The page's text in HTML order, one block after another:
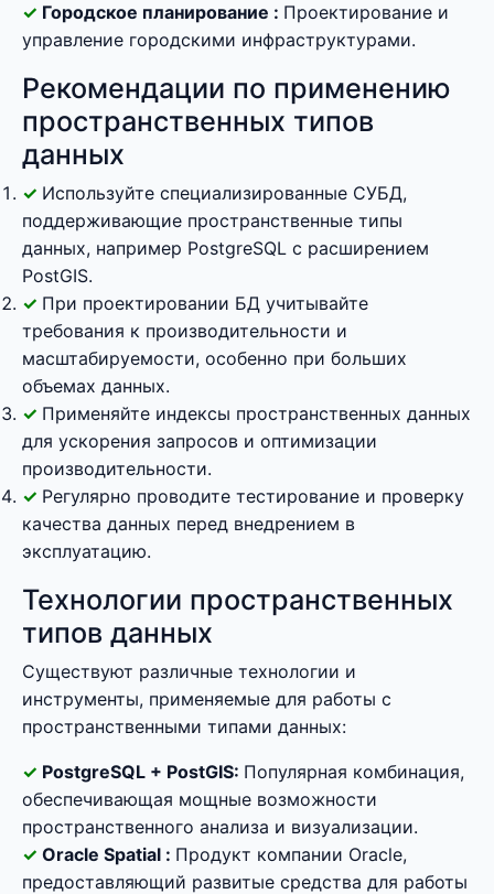
Городское планирование : Проектирование и
управление городскими инфраструктурами.
Рекомендации по применению
пространственных типов
данных
Используйте специализированные СУБД,
поддерживающие пространственные типы
данных, например PostgreSQL с расширением
PostGIS.
При проектировании БД учитывайте
требования к производительности и
масштабируемости, особенно при больших
объемах данных.
Применяйте индексы пространственных данных
для ускорения запросов и оптимизации
производительности.
Регулярно проводите тестирование и проверку
качества данных перед внедрением в
эксплуатацию.
Технологии пространственных
типов данных
Существуют различные технологии и
инструменты, применяемые для работы с
пространственными типами данных:
PostgreSQL + PostGIS: Популярная комбинация,
обеспечивающая мощные возможности
пространственного анализа и визуализации.
Oracle Spatial : Продукт компании Oracle,
предоставляющий развитые средства для работы